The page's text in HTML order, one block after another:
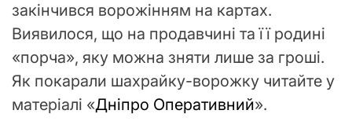
закінчився ворожінням на картах.
Виявилося, що на продавчині та її родині
«порча», яку можна зняти лише за гроші.
Як покарали шахрайку-ворожку читайте у
матеріалі «Дніпро Оперативний».